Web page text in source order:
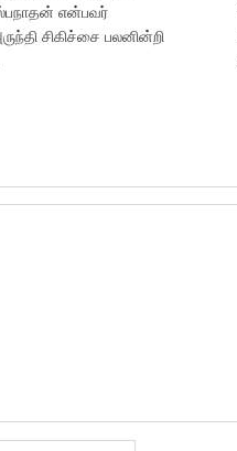
என்பவர்
சிகிச்சை பலனின்றி